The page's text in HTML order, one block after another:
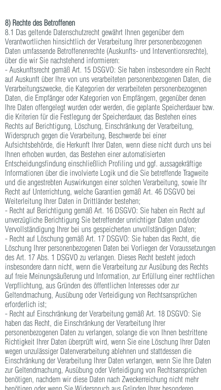
8) Rechte des Betroffenen
8.1 Das geltende Datenschutzrecht gewährt Ihnen gegenüber dem
Verantwortlichen hinsichtlich der Verarbeitung Ihrer personenbezogenen
Daten umfassende Betroffenenrechte (Auskunfts- und Interventionsrechte),
über die wir Sie nachstehend informieren:
- Auskunftsrecht gemäß Art. 15 DSGVO: Sie haben insbesondere ein Recht
auf Auskunft über Ihre von uns verarbeiteten personenbezogenen Daten, die
Verarbeitungszwecke, die Kategorien der verarbeiteten personenbezogenen
Daten, die Empfänger oder Kategorien von Empfängern, gegenüber denen
Ihre Daten offengelegt wurden oder werden, die geplante Speicherdauer bzw.
die Kriterien für die Festlegung der Speicherdauer, das Bestehen eines
Rechts auf Berichtigung, Löschung, Einschränkung der Verarbeitung,
Widerspruch gegen die Verarbeitung, Beschwerde bei einer
Aufsichtsbehörde, die Herkunft Ihrer Daten, wenn diese nicht durch uns bei
Ihnen erhoben wurden, das Bestehen einer automatisierten
Entscheidungsfindung einschließlich Profiling und ggf. aussagekräftige
Informationen über die involvierte Logik und die Sie betreffende Tragweite
und die angestrebten Auswirkungen einer solchen Verarbeitung, sowie Ihr
Recht auf Unterrichtung, welche Garantien gemäß Art. 46 DSGVO bei
Weiterleitung Ihrer Daten in Drittländer bestehen;
- Recht auf Berichtigung gemäß Art. 16 DSGVO: Sie haben ein Recht auf
unverzügliche Berichtigung Sie betreffender unrichtiger Daten und/oder
Vervollständigung Ihrer bei uns gespeicherten unvollständigen Daten;
- Recht auf Löschung gemäß Art. 17 DSGVO: Sie haben das Recht, die
Löschung Ihrer personenbezogenen Daten bei Vorliegen der Voraussetzungen
des Art. 17 Abs. 1 DSGVO zu verlangen. Dieses Recht besteht jedoch
insbesondere dann nicht, wenn die Verarbeitung zur Ausübung des Rechts
auf freie Meinungsäußerung und Information, zur Erfüllung einer rechtlichen
Verpflichtung, aus Gründen des öffentlichen Interesses oder zur
Geltendmachung, Ausübung oder Verteidigung von Rechtsansprüchen
erforderlich ist;
- Recht auf Einschränkung der Verarbeitung gemäß Art. 18 DSGVO: Sie
haben das Recht, die Einschränkung der Verarbeitung Ihrer
personenbezogenen Daten zu verlangen, solange die von Ihnen bestrittene
Richtigkeit Ihrer Daten überprüft wird, wenn Sie eine Löschung Ihrer Daten
wegen unzulässiger Datenverarbeitung ablehnen und stattdessen die
Einschränkung der Verarbeitung Ihrer Daten verlangen, wenn Sie Ihre Daten
zur Geltendmachung, Ausübung oder Verteidigung von Rechtsansprüchen
benötigen, nachdem wir diese Daten nach Zweckerreichung nicht mehr